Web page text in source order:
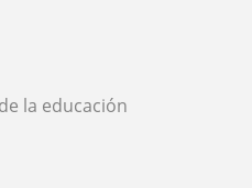
la educación